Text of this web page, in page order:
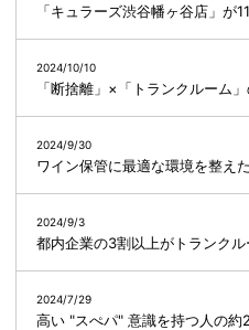
「キュラーズ渋谷幡ヶ谷店」が
2024/10/10
「断捨離」×「トランクルーム
2024/9/30
ワイン保管に最適な環境を整え
2024/9/3
都内企業の3割以上がトランクル
2024/7/29
高い "スぺパ" 意識を持つ人の約